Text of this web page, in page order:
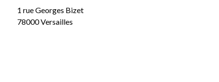
1 rue Georges Bizet
78000 Versailles